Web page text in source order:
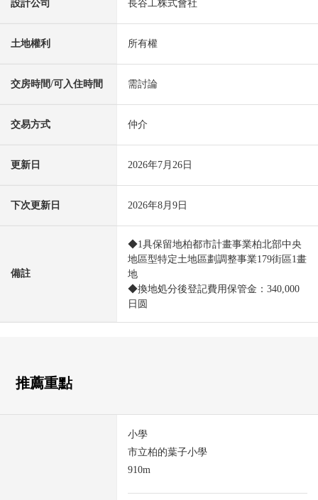
設計公司 長谷工株式會社
土地權利 所有權
交房時間/可入住時間 需討論
交易方式 仲介
更新日 2026年7月26日
下次更新日 2026年8月9日
備註
◆1具保留地柏都市計畫事業柏北部中央
地區型特定土地區劃調整事業179街區1畫
地
◆換地処分後登記費用保管金：340,000
日圆
推薦重點
小學
市立柏的葉子小學
910m